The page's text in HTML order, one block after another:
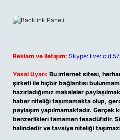
Reklam ve İletişim: Skype:
Yasal Uyarı: Bu internet sitesi,
şirketi ile hiçbir bağlantısı
hazırladığımız makaleler
haber niteliği taşımamakta olup,
paylaşım yapılmamaktadır. Gerçek
benzerlikleri tamamen tesadüfidir.
halindedir ve tavsiye niteliği